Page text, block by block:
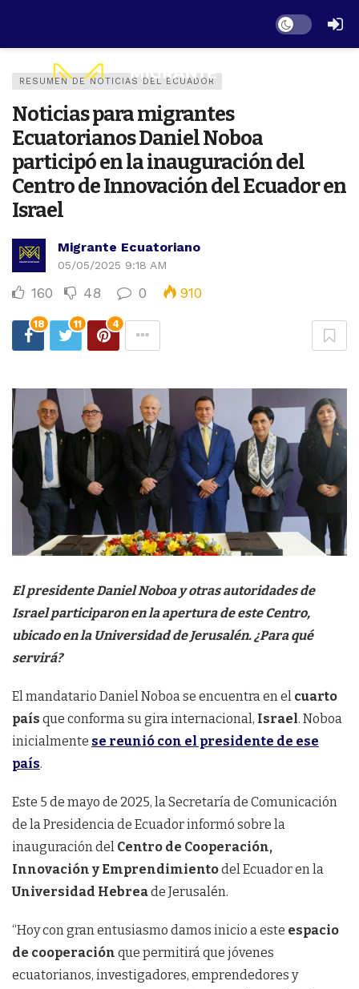
Dark mode
RESUMEN DE NOTICIAS DEL ECUADOR
Noticias para migrantes
Ecuatorianos Daniel Noboa
participó en la inauguración del
Centro de Innovación del Ecuador en
Israel
Migrante Ecuatoriano
05/05/2025 9:18 AM
160 48 0 910
18 11 4
El presidente Daniel Noboa y otras autoridades de
Israel participaron en la apertura de este Centro,
ubicado en la Universidad de Jerusalén. ¿Para qué
servirá?
El mandatario Daniel Noboa se encuentra en el cuarto
país que conforma su gira internacional, Israel. Noboa
inicialmente se reunió con el presidente de ese
país.
Este 5 de mayo de 2025, la Secretaría de Comunicación
de la Presidencia de Ecuador informó sobre la
inauguración del Centro de Cooperación,
Innovación y Emprendimientodel Ecuador en la
Universidad Hebreade Jerusalén.
“Hoy con gran entusiasmo damos inicio a este espacio
de cooperación que permitirá que jóvenes
ecuatorianos, investigadores, emprendedores y